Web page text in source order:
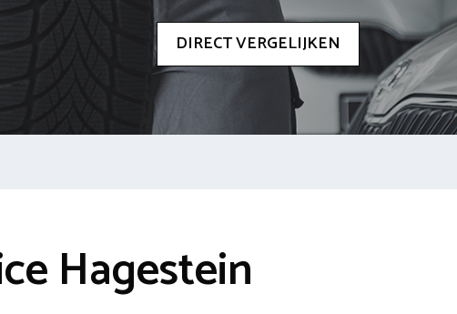
DIRECT VERGELIJKEN
Hagestein